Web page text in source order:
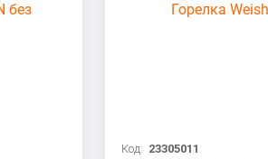
Код: 23305011